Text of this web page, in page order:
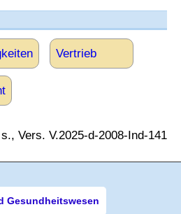
Vertrieb
s., Vers. V.2025-d-2008-Ind-141
Gesundheitswesen